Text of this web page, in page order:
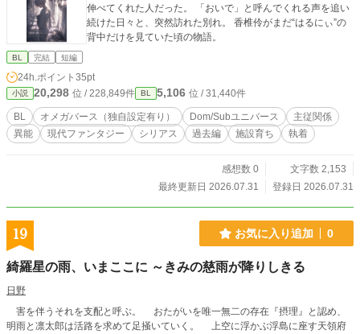
伸べてくれた人だった。 「おいで」と呼んでくれる声を追い
続けた日々と、突然訪れた別れ。 香椎伶がまだ“はるにぃ”の
背中だけを見ていた頃の物語。
BL 完結 短編
24h.ポイント 35pt
小説 20,298 位 / 228,849件 BL 5,106 位 / 31,440件
BL オメガバース（独自設定有り） Dom/Subユニバース
主従関係
異能
現代ファンタジー シリアス 過去編 施設育ち 執着
感想数 0
文字数 2,153
最終更新日 2026.07.31
登録日 2026.07.31
19 お気に入り追加 0
綺羅星の雨、いまここに ～きみの慈雨が降りしきる
日野
害を伴うそれを支配と呼ぶ。 おたがいを唯一無二の存在『摂理』と認め、
明雨と凛太郎は活路を求めて足掻いていく。 上空に浮かぶ浮島に座す天領府